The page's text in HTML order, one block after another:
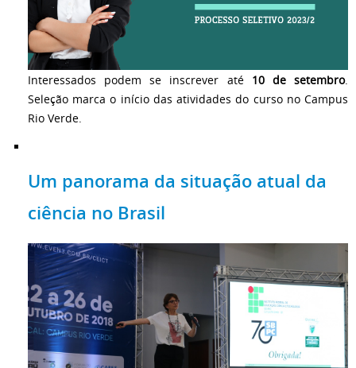
Interessados podem se inscrever até 10 de setembro.
Seleção marca o início das atividades do curso no Campus
Rio Verde.
Um panorama da situação atual da
ciência no Brasil